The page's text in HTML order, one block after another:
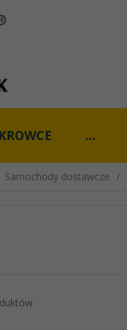
...
Samochody dostawcze